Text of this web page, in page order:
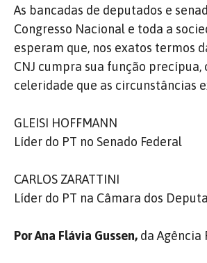
As bancadas de deputados e
Congresso Nacional e toda a
esperam que, nos exatos termos
CNJ cumpra sua função precípua,
celeridade que as circunstâncias
GLEISI HOFFMANN
Líder do PT no Senado Federal
CARLOS ZARATTINI
Líder do PT na Câmara dos
Por Ana Flávia Gussen, da Agência